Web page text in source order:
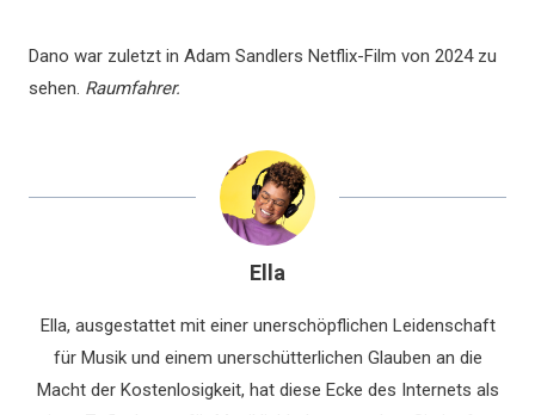
Dano war zuletzt in Adam Sandlers Netflix-Film von 2024 zu
sehen. Raumfahrer.
Ella
Ella, ausgestattet mit einer unerschöpflichen Leidenschaft
für Musik und einem unerschütterlichen Glauben an die
Macht der Kostenlosigkeit, hat diese Ecke des Internets als